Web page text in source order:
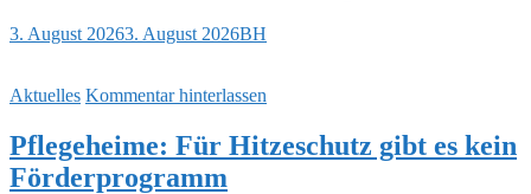
3. August 20263. August 2026BH
Aktuelles Kommentar hinterlassen
Pflegeheime: Für Hitzeschutz gibt es kein
Förderprogramm